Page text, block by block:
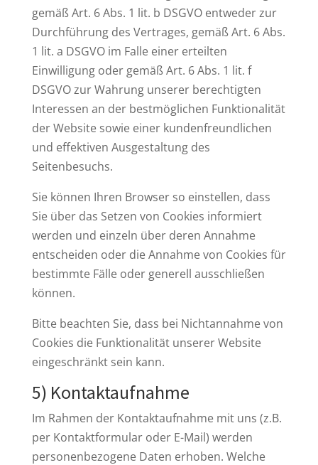
gemäß Art. 6 Abs. 1 lit. b DSGVO entweder zur
Durchführung des Vertrages, gemäß Art. 6 Abs.
1 lit. a DSGVO im Falle einer erteilten
Einwilligung oder gemäß Art. 6 Abs. 1 lit. f
DSGVO zur Wahrung unserer berechtigten
Interessen an der bestmöglichen Funktionalität
der Website sowie einer kundenfreundlichen
und effektiven Ausgestaltung des
Seitenbesuchs.
Sie können Ihren Browser so einstellen, dass
Sie über das Setzen von Cookies informiert
werden und einzeln über deren Annahme
entscheiden oder die Annahme von Cookies für
bestimmte Fälle oder generell ausschließen
können.
Bitte beachten Sie, dass bei Nichtannahme von
Cookies die Funktionalität unserer Website
eingeschränkt sein kann.
5) Kontaktaufnahme
Im Rahmen der Kontaktaufnahme mit uns (z.B.
per Kontaktformular oder E-Mail) werden
personenbezogene Daten erhoben. Welche